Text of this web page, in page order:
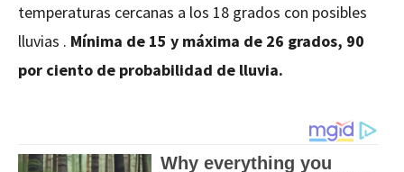
temperaturas cercanas a los 18 grados con posibles
lluvias . Mínima de 15 y máxima de 26 grados, 90
por ciento de probabilidad de lluvia.